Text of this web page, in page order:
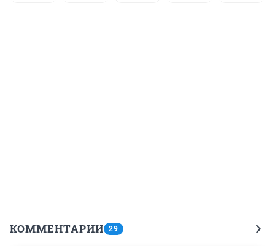
КОММЕНТАРИИ 29